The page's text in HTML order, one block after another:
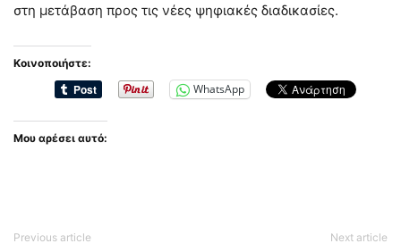
στη μετάβαση προς τις νέες ψηφιακές διαδικασίες.
Κοινοποιήστε:
WhatsApp
Μου αρέσει αυτό:
Previous article Next article